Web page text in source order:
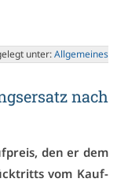
un­ter:All­ge­mei­nes
nach
den er dem
vom Kauf­